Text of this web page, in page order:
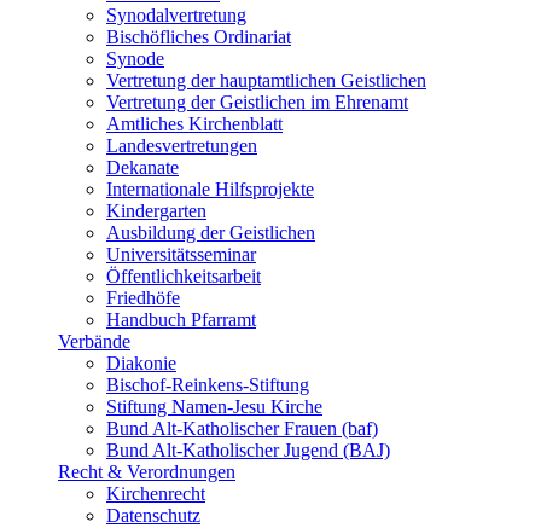
Synodalvertretung
Bischöfliches Ordinariat
Synode
Vertretung der hauptamtlichen Geistlichen
Vertretung der Geistlichen im Ehrenamt
Amtliches Kirchenblatt
Landesvertretungen
Dekanate
Internationale Hilfsprojekte
Kindergarten
Ausbildung der Geistlichen
Universitätsseminar
Öffentlichkeitsarbeit
Friedhöfe
Handbuch Pfarramt
Verbände
Diakonie
Bischof-Reinkens-Stiftung
Stiftung Namen-Jesu Kirche
Bund Alt-Katholischer Frauen (baf)
Bund Alt-Katholischer Jugend (BAJ)
Recht & Verordnungen
Kirchenrecht
Datenschutz